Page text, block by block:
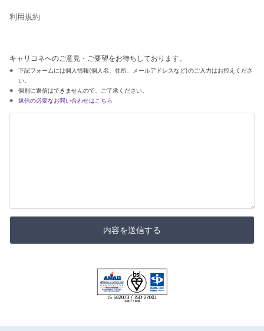
利用規約
キャリコネへのご意見・ご要望をお待ちしております。
下記フォームには個人情報(個人名、住所、メールアドレスなど)のご入力はお控えくださ
い。
個別に返信はできませんので、ご了承ください。
返信の必要なお問い合わせはこちら
内容を送信する